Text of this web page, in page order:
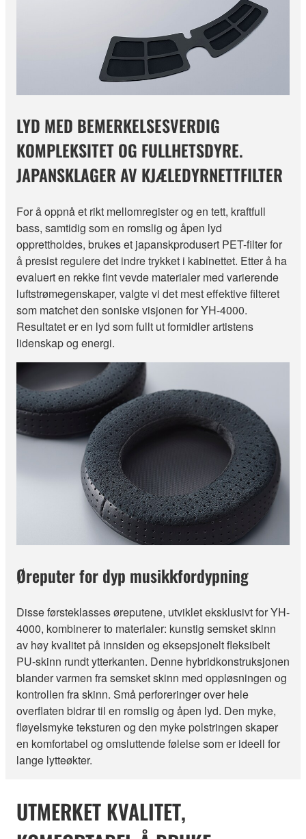
LYD MED BEMERKELSESVERDIG
KOMPLEKSITET OG FULLHETSDYRE.
JAPANSKLAGER AV KJÆLEDYRNETTFILTER
For å oppnå et rikt mellomregister og en tett, kraftfull
bass, samtidig som en romslig og åpen lyd
opprettholdes, brukes et japanskprodusert PET-filter for
å presist regulere det indre trykket i kabinettet. Etter å ha
evaluert en rekke fint vevde materialer med varierende
luftstrømegenskaper, valgte vi det mest effektive filteret
som matchet den soniske visjonen for YH-4000.
Resultatet er en lyd som fullt ut formidler artistens
lidenskap og energi.
Øreputer for dyp musikkfordypning
Disse førsteklasses øreputene, utviklet eksklusivt for YH-
4000, kombinerer to materialer: kunstig semsket skinn
av høy kvalitet på innsiden og eksepsjonelt fleksibelt
PU-skinn rundt ytterkanten. Denne hybridkonstruksjonen
blander varmen fra semsket skinn med oppløsningen og
kontrollen fra skinn. Små perforeringer over hele
overflaten bidrar til en romslig og åpen lyd. Den myke,
fløyelsmyke teksturen og den myke polstringen skaper
en komfortabel og omsluttende følelse som er ideell for
lange lytteøkter.
UTMERKET KVALITET,